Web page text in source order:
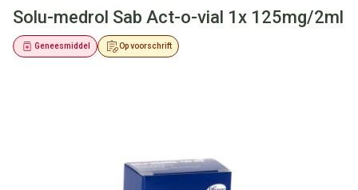
Solu-medrol Sab Act-o-vial 1x 125mg/2ml
Op voorschrift
Geneesmiddel